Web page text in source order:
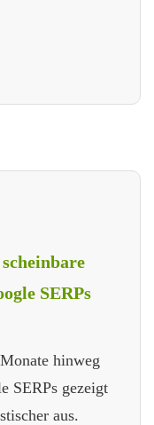
SERPs
hinweg
SERPs gezeigt
aus.